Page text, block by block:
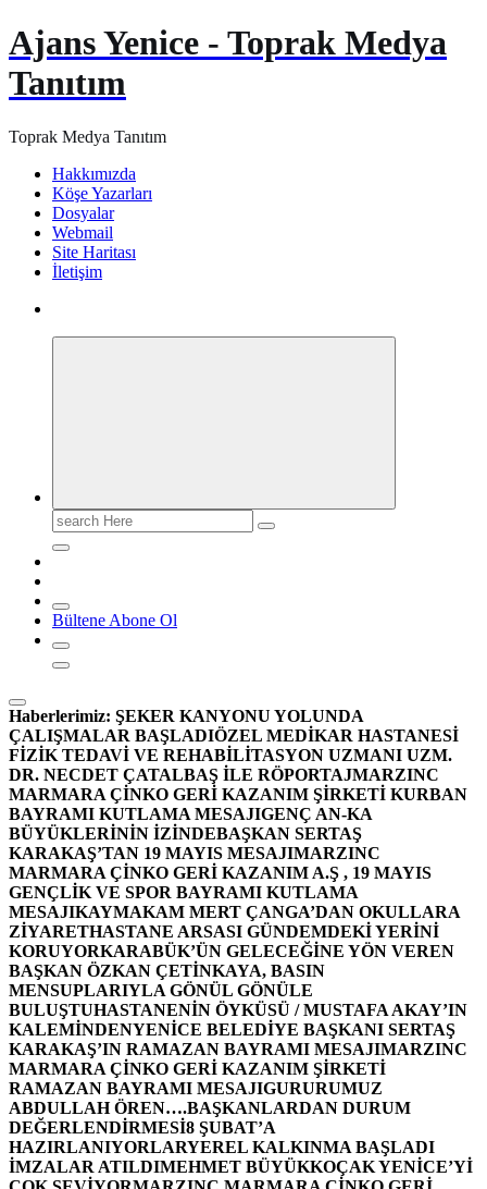
Ajans Yenice - Toprak Medya
Tanıtım
Toprak Medya Tanıtım
Hakkımızda
Köşe Yazarları
Dosyalar
Webmail
Site Haritası
İletişim
Search
for:
Bültene Abone Ol
Haberlerimiz: ŞEKER KANYONU YOLUNDA
ÇALIŞMALAR BAŞLADIÖZEL MEDİKAR HASTANESİ
FİZİK TEDAVİ VE REHABİLİTASYON UZMANI UZM.
DR. NECDET ÇATALBAŞ İLE RÖPORTAJMARZINC
MARMARA ÇİNKO GERİ KAZANIM ŞİRKETİ KURBAN
BAYRAMI KUTLAMA MESAJIGENÇ AN-KA
BÜYÜKLERİNİN İZİNDEBAŞKAN SERTAŞ
KARAKAŞ’TAN 19 MAYIS MESAJIMARZINC
MARMARA ÇİNKO GERİ KAZANIM A.Ş , 19 MAYIS
GENÇLİK VE SPOR BAYRAMI KUTLAMA
MESAJIKAYMAKAM MERT ÇANGA’DAN OKULLARA
ZİYARETHASTANE ARSASI GÜNDEMDEKİ YERİNİ
KORUYORKARABÜK’ÜN GELECEĞİNE YÖN VEREN
BAŞKAN ÖZKAN ÇETİNKAYA, BASIN
MENSUPLARIYLA GÖNÜL GÖNÜLE
BULUŞTUHASTANENİN ÖYKÜSÜ / MUSTAFA AKAY’IN
KALEMİNDENYENİCE BELEDİYE BAŞKANI SERTAŞ
KARAKAŞ’IN RAMAZAN BAYRAMI MESAJIMARZINC
MARMARA ÇİNKO GERİ KAZANIM ŞİRKETİ
RAMAZAN BAYRAMI MESAJIGURURUMUZ
ABDULLAH ÖREN….BAŞKANLARDAN DURUM
DEĞERLENDİRMESİ8 ŞUBAT’A
HAZIRLANIYORLARYEREL KALKINMA BAŞLADI
İMZALAR ATILDIMEHMET BÜYÜKKOÇAK YENİCE’Yİ